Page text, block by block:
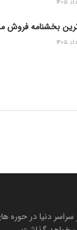
بخشنامه فروش
سراسر دنیا در